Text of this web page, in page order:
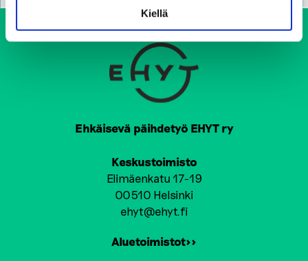
Kiellä
Ehkäisevä päihdetyö EHYT ry
Keskustoimisto
Elimäenkatu 17-19
00510 Helsinki
ehyt@ehyt.fi
Aluetoimistot>>